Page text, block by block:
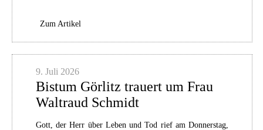
Zum Artikel
9. Juli 2026
Bistum Görlitz trauert um Frau
Waltraud Schmidt
Gott, der Herr über Leben und Tod rief am Donnerstag,